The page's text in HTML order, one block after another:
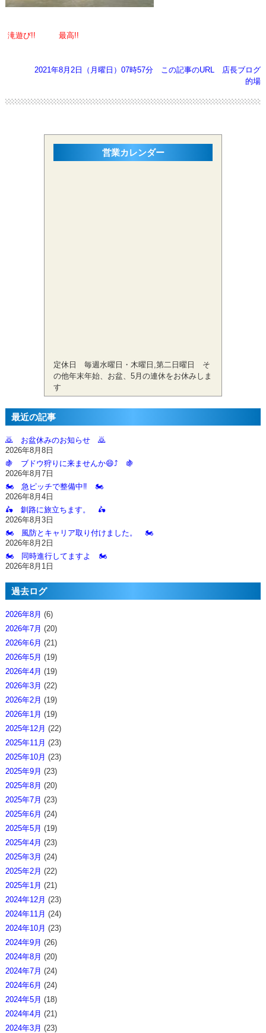
滝遊び!! 最高!!
2021年8月2日（月曜日）07時57分 この記事のURL
店長ブログ
的場
営業カレンダー
定休日 毎週水曜日・木曜日,第二日曜日 そ
の他年末年始、お盆、5月の連休をお休みしま
す
最近の記事
🙇‍ お盆休みのお知らせ 🙇‍
2026年8月8日
🍇 ブドウ狩りに来ませんか😄⤴️ 🍇
2026年8月7日
🏍️ 急ピッチで整備中‼️ 🏍️
2026年8月4日
🛵 釧路に旅立ちます。 🛵
2026年8月3日
🏍️ 風防とキャリア取り付けました。 🏍️
2026年8月2日
🏍️ 同時進行してますよ 🏍️
2026年8月1日
過去ログ
2026年8月 (6)
2026年7月 (20)
2026年6月 (21)
2026年5月 (19)
2026年4月 (19)
2026年3月 (22)
2026年2月 (19)
2026年1月 (19)
2025年12月 (22)
2025年11月 (23)
2025年10月 (23)
2025年9月 (23)
2025年8月 (20)
2025年7月 (23)
2025年6月 (24)
2025年5月 (19)
2025年4月 (23)
2025年3月 (24)
2025年2月 (22)
2025年1月 (21)
2024年12月 (23)
2024年11月 (24)
2024年10月 (23)
2024年9月 (26)
2024年8月 (20)
2024年7月 (24)
2024年6月 (24)
2024年5月 (18)
2024年4月 (21)
2024年3月 (23)